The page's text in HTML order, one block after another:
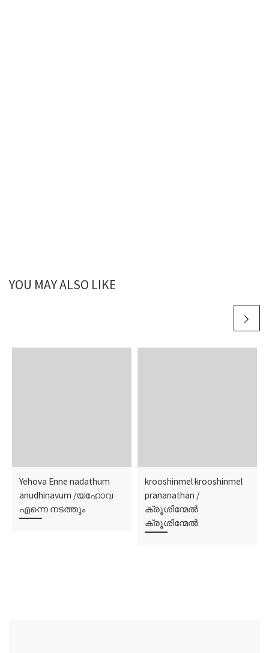
YOU MAY ALSO LIKE
Yehova Enne nadathum
anudhinavum /യഹോവ
എന്നെ നടത്തും
krooshinmel krooshinmel
prananathan /
ക്രൂശിന്മേല്‍
ക്രൂശിന്മേല്‍